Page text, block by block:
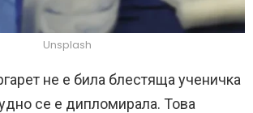
Unsplash
не е била блестяща ученичка
се е дипломирала. Това